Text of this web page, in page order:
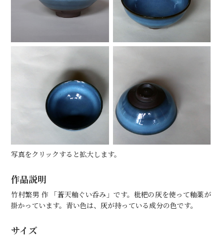
写真をクリックすると拡大します。
作品説明
竹村繁男 作 「蒼天釉ぐい呑み」です。枇杷の灰を使って釉薬が
掛かっています。青い色は、灰が持っている成分の色です。
サイズ